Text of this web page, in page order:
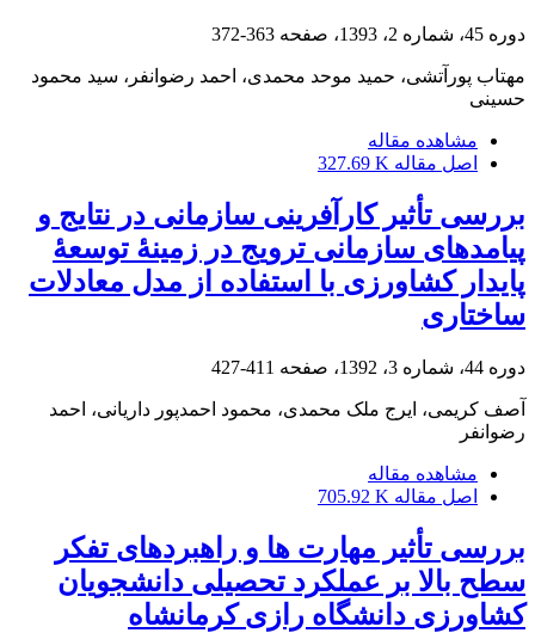
دوره 45، شماره 2، 1393، صفحه 363-372
مهتاب پورآتشی، حمید موحد محمدی، احمد رضوانفر، سید محمود
حسینی
مشاهده مقاله
اصل مقاله 327.69 K
بررسی تأثیر کارآفرینی سازمانی در نتایج و
پیامدهای سازمانی ترویج در زمینۀ توسعۀ
پایدار کشاورزی با استفاده از مدل معادلات
ساختاری
دوره 44، شماره 3، 1392، صفحه 411-427
آصف کریمی، ایرج ملک محمدی، محمود احمدپور داریانی، احمد
رضوانفر
مشاهده مقاله
اصل مقاله 705.92 K
بررسی تأثیر مهارت ها و راهبردهای تفکر
سطح بالا بر عملکرد تحصیلی دانشجویان
کشاورزی دانشگاه رازی کرمانشاه